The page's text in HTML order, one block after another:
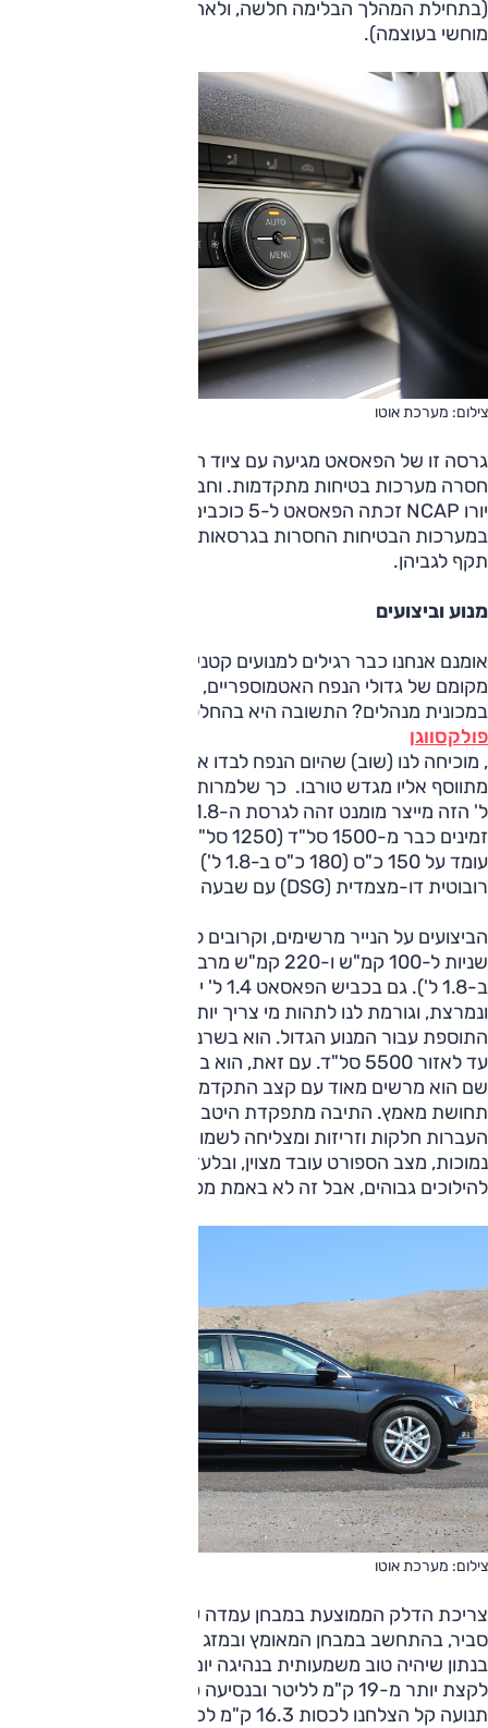
(בתחילת המהלך הבלימה חלשה, ולאחר מכן מורגש תגבור
מוחשי בעוצמה).
צילום: מערכת אוטו
גרסה זו של הפאסאט מגיעה עם ציוד הבטיחות המקובל, אך
חסרה מערכות בטיחות מתקדמות. וחבל, כי במבחן הריסוק של
יורו NCAP זכתה הפאסאט ל-5 כוכבים, כשהיא מצוידת
במערכות הבטיחות החסרות בגרסאות המקומיות, ולכן הציון איננו
תקף לגביהן.
מנוע וביצועים
אומנם אנחנו כבר רגילים למנועים קטנים ומוגדשים היורשים את
במכונית מנהלים? התשובה היא בהחלט כן.
פולקסווגן
, מוכיחה לנו (שוב) שהיום הנפח לבדו אינו אומר דבר כאשר
עומד על 150 כ"ס (180 כ"ס ב-1.8 ל') והוא משודך לאותה תיבה
רובוטית דו-מצמדית (DSG) עם שבעה הילוכים.
ב-1.8 ל'). גם בכביש הפאסאט 1.4 ל' יוצרת תחושה שהיא חזקה
ונמרצת, וגורמת לנו לתהות מי צריך יותר, ולמה לשלם את
התוספת עבור המנוע הגדול. הוא בשרני בסל"ד נמוך ומושך היטב
עד לאזור 5500 סל"ד. עם זאת, הוא במיטבו במרכז הסקאלה,
שם הוא מרשים מאוד עם קצב התקדמות מפתיע הנעשה ללא כל
תחושת מאמץ. התיבה מתפקדת היטב במרבית הזמן, עם
העברות חלקות וזריזות ומצליחה לשמור על אופי זה גם
נמוכות, מצב הספורט עובד מצוין, ובלעדיו התיבה עולה מהר
להילוכים גבוהים, אבל זה לא באמת מפריע.
צילום: מערכת אוטו
סביר, בהתחשב במבחן המאומץ ובמזג האוויר החם מאוד, מדובר
בנתון שיהיה טוב משמעותית בנהיגה יום-יומית. בשיוט רגוע הגענו
לקצת יותר מ-19 ק"מ לליטר ובנסיעה פרברית משולבת עם עומס
תנועה קל הצלחנו לכסות 16.3 ק"מ לכל ליטר.